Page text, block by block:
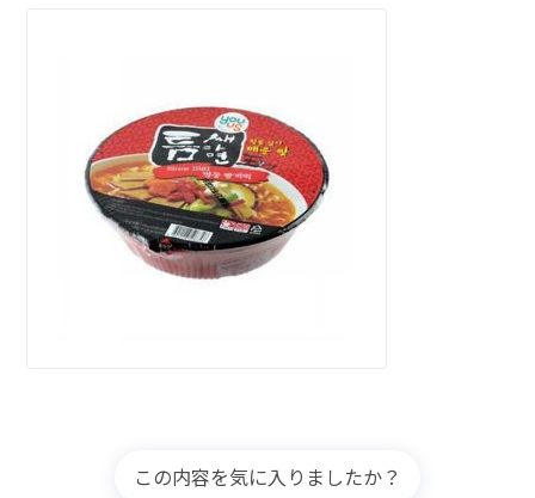
この内容を気に入りましたか？